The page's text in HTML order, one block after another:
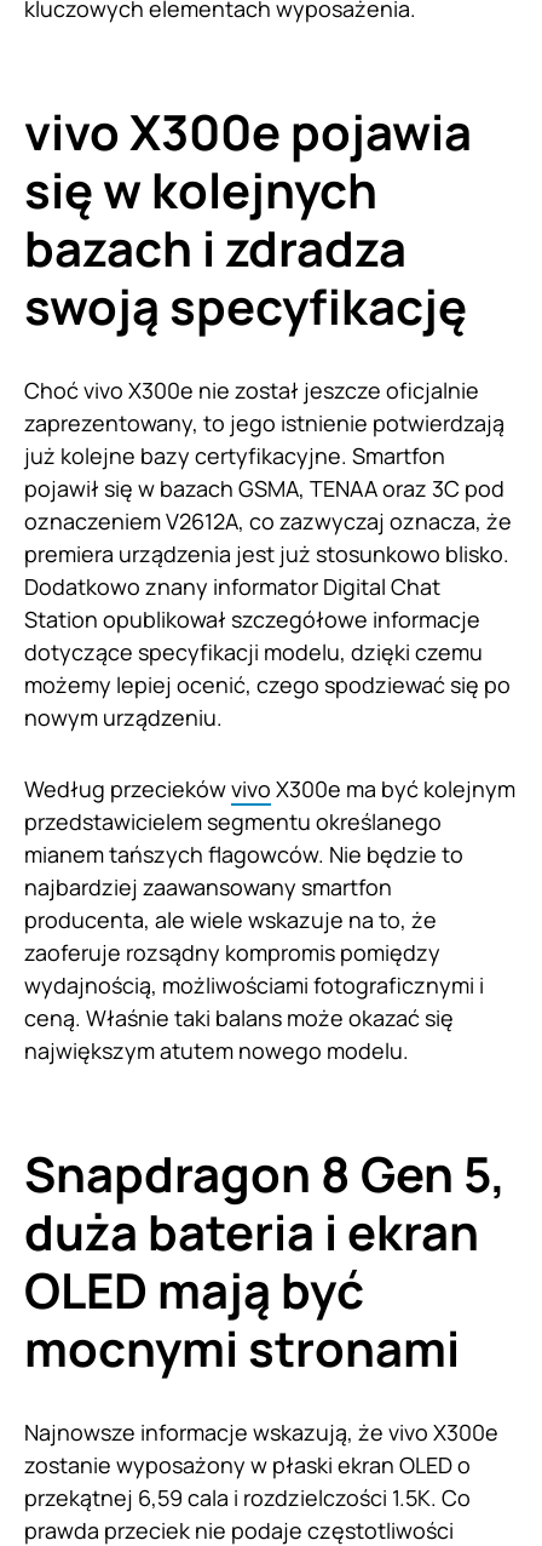
kluczowych elementach wyposażenia.
vivo X300e pojawia
się w kolejnych
bazach i zdradza
swoją specyfikację
Choć vivo X300e nie został jeszcze oficjalnie
zaprezentowany, to jego istnienie potwierdzają
już kolejne bazy certyfikacyjne. Smartfon
pojawił się w bazach GSMA, TENAA oraz 3C pod
oznaczeniem V2612A, co zazwyczaj oznacza, że
premiera urządzenia jest już stosunkowo blisko.
Dodatkowo znany informator Digital Chat
Station opublikował szczegółowe informacje
dotyczące specyfikacji modelu, dzięki czemu
możemy lepiej ocenić, czego spodziewać się po
nowym urządzeniu.
Według przeciekówvivo X300e ma być kolejnym
przedstawicielem segmentu określanego
mianem tańszych flagowców. Nie będzie to
najbardziej zaawansowany smartfon
producenta, ale wiele wskazuje na to, że
zaoferuje rozsądny kompromis pomiędzy
wydajnością, możliwościami fotograficznymi i
ceną. Właśnie taki balans może okazać się
największym atutem nowego modelu.
Snapdragon 8 Gen 5,
duża bateria i ekran
OLED mają być
mocnymi stronami
Najnowsze informacje wskazują, że vivo X300e
zostanie wyposażony w płaski ekran OLED o
przekątnej 6,59 cala i rozdzielczości 1.5K. Co
prawda przeciek nie podaje częstotliwości